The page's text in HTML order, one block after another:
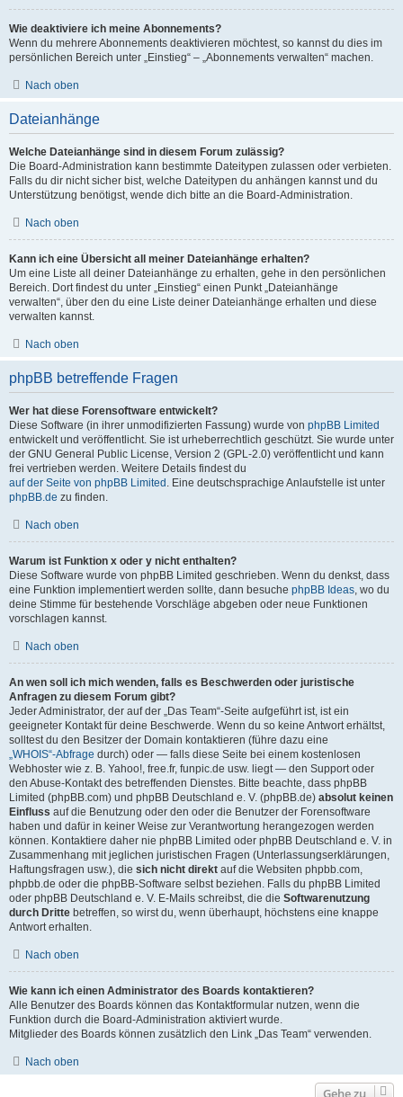
Wie deaktiviere ich meine Abonnements?
Wenn du mehrere Abonnements deaktivieren möchtest, so kannst du dies im
persönlichen Bereich unter „Einstieg“ – „Abonnements verwalten“ machen.
Nach oben
Dateianhänge
Welche Dateianhänge sind in diesem Forum zulässig?
Die Board-Administration kann bestimmte Dateitypen zulassen oder verbieten.
Falls du dir nicht sicher bist, welche Dateitypen du anhängen kannst und du
Unterstützung benötigst, wende dich bitte an die Board-Administration.
Nach oben
Kann ich eine Übersicht all meiner Dateianhänge erhalten?
Um eine Liste all deiner Dateianhänge zu erhalten, gehe in den persönlichen
Bereich. Dort findest du unter „Einstieg“ einen Punkt „Dateianhänge
verwalten“, über den du eine Liste deiner Dateianhänge erhalten und diese
verwalten kannst.
Nach oben
phpBB betreffende Fragen
Wer hat diese Forensoftware entwickelt?
Diese Software (in ihrer unmodifizierten Fassung) wurde von phpBB Limited
entwickelt und veröffentlicht. Sie ist urheberrechtlich geschützt. Sie wurde unter
der GNU General Public License, Version 2 (GPL-2.0) veröffentlicht und kann
frei vertrieben werden. Weitere Details findest du
auf der Seite von phpBB Limited . Eine deutschsprachige Anlaufstelle ist unter
phpBB.de zu finden.
Nach oben
Warum ist Funktion x oder y nicht enthalten?
Diese Software wurde von phpBB Limited geschrieben. Wenn du denkst, dass
eine Funktion implementiert werden sollte, dann besuche phpBB Ideas, wo du
deine Stimme für bestehende Vorschläge abgeben oder neue Funktionen
vorschlagen kannst.
Nach oben
An wen soll ich mich wenden, falls es Beschwerden oder juristische
Anfragen zu diesem Forum gibt?
Jeder Administrator, der auf der „Das Team“-Seite aufgeführt ist, ist ein
geeigneter Kontakt für deine Beschwerde. Wenn du so keine Antwort erhältst,
solltest du den Besitzer der Domain kontaktieren (führe dazu eine
„WHOIS“-Abfrage durch) oder — falls diese Seite bei einem kostenlosen
Webhoster wie z. B. Yahoo!, free.fr, funpic.de usw. liegt — den Support oder
den Abuse-Kontakt des betreffenden Dienstes. Bitte beachte, dass phpBB
Limited (phpBB.com) und phpBB Deutschland e. V. (phpBB.de) absolut keinen
Einfluss auf die Benutzung oder den oder die Benutzer der Forensoftware
haben und dafür in keiner Weise zur Verantwortung herangezogen werden
können. Kontaktiere daher nie phpBB Limited oder phpBB Deutschland e. V. in
Zusammenhang mit jeglichen juristischen Fragen (Unterlassungserklärungen,
Haftungsfragen usw.), die sich nicht direkt auf die Websiten phpbb.com,
phpbb.de oder die phpBB-Software selbst beziehen. Falls du phpBB Limited
oder phpBB Deutschland e. V. E-Mails schreibst, die die Softwarenutzung
durch Dritte betreffen, so wirst du, wenn überhaupt, höchstens eine knappe
Antwort erhalten.
Nach oben
Wie kann ich einen Administrator des Boards kontaktieren?
Alle Benutzer des Boards können das Kontaktformular nutzen, wenn die
Funktion durch die Board-Administration aktiviert wurde.
Mitglieder des Boards können zusätzlich den Link „Das Team“ verwenden.
Nach oben
Gehe zu